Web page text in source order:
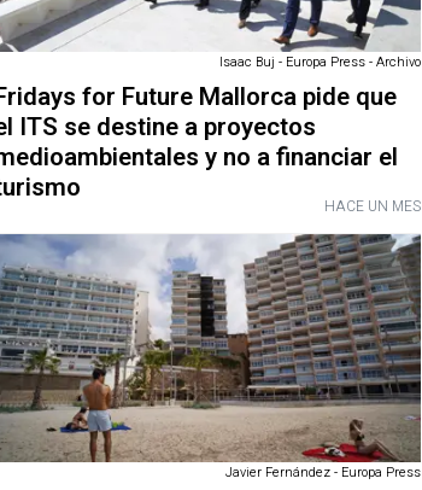
Isaac Buj - Europa Press - Archivo
for Future Mallorca pide que
ITS se destine a proyectos
y no a financiar el
HACE UN MES
Javier Fernández - Europa Press